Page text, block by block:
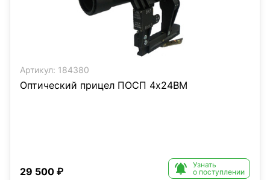
Артикул: 184380
Оптический прицел ПОСП 4x24ВМ
29 500 ₽ 
Узнать
о поступлении